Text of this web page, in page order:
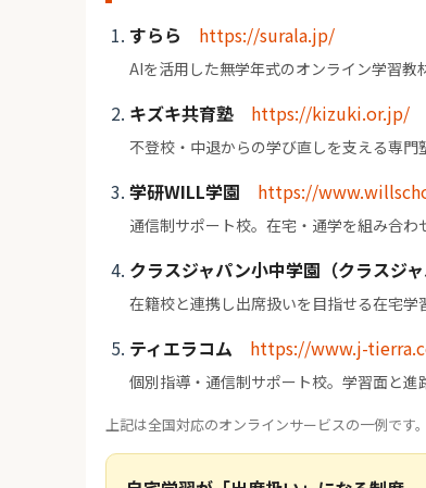
すらら https://surala.jp/
AIを活用した無学年式のオンライン学習教
キズキ共育塾 https://kizuki.or.jp/
不登校・中退からの学び直しを支える専門
学研WILL学園 https://
通信制サポート校。在宅・通学を組み合わ
クラスジャパン小中学園（クラスジャ
在籍校と連携し出席扱いを目指せる在宅学
ティエラコム https://www.j-
個別指導・通信制サポート校。学習面と進
上記は全国対応のオンラインサービスの一例です